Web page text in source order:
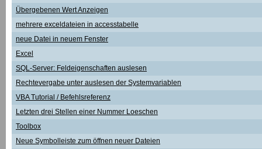
Übergebenen Wert Anzeigen
mehrere exceldateien in accesstabelle
neue Datei in neuem Fenster
Excel
SQL-Server: Feldeigenschaften auslesen
Rechtevergabe unter auslesen der Systemvariablen
VBA Tutorial / Befehlsreferenz
Letzten drei Stellen einer Nummer Loeschen
Toolbox
Neue Symbolleiste zum öffnen neuer Dateien